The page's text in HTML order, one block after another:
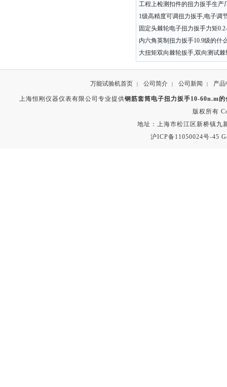
工程上检测扣件的扭力扳手生产
1级高精度可调扭力扳手,电子调
固定头棘轮电子扭力扳手力矩
内六角英制扭力扳手10.9级的什
大扭矩双向棘轮扳手,双向测试
万能试验机首页 | 公司简介 | 公司新闻 | 产品
上海恒刚仪器仪表有限公司专业提供钢筋套筒电子扭力扳手10-60n.m的
版权所有
地址：上海市松江区新桥镇九
沪ICP备11050024号-45